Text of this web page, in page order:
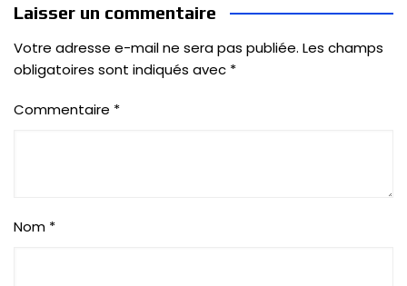
Laisser un commentaire
Votre adresse e-mail ne sera pas publiée. Les champs
obligatoires sont indiqués avec *
Commentaire *
Nom *